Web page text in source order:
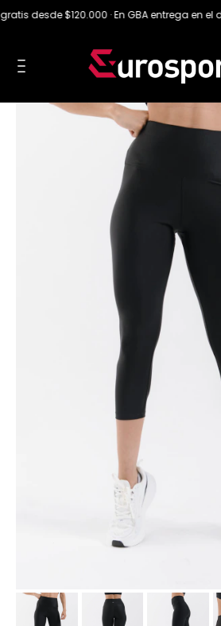
desde $120.000 · En GBA entrega en el día